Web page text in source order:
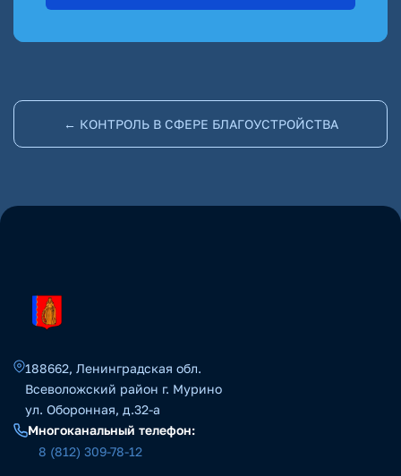
← КОНТРОЛЬ В СФЕРЕ БЛАГОУСТРОЙСТВА
188662, Ленинградская обл.
Всеволожский район г. Мурино
ул. Оборонная, д.32-а
Многоканальный телефон:
8 (812) 309-78-12